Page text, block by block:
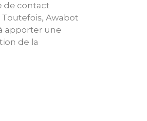
de contact
Awabot
apporter une
de la